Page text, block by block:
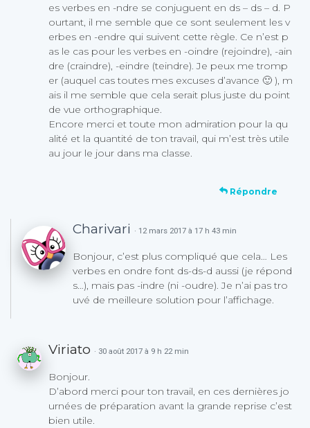
es verbes en -ndre se conjuguent en ds – ds – d. P
ourtant, il me semble que ce sont seulement les v
erbes en -endre qui suivent cette règle. Ce n’est p
as le cas pour les verbes en -oindre (rejoindre), -ain
dre (craindre), -eindre (teindre). Je peux me tromp
er (auquel cas toutes mes excuses d’avance 🙂 ), m
ais il me semble que cela serait plus juste du point
de vue orthographique.
Encore merci et toute mon admiration pour la qu
alité et la quantité de ton travail, qui m’est très utile
au jour le jour dans ma classe.
Répondre
Charivari · 12 mars 2017 à 17 h 43 min
Bonjour, c’est plus compliqué que cela… Les
verbes en ondre font ds-ds-d aussi (je répond
s…), mais pas -indre (ni -oudre). Je n’ai pas tro
uvé de meilleure solution pour l’affichage.
Viriato · 30 août 2017 à 9 h 22 min
Bonjour.
D’abord merci pour ton travail, en ces dernières jo
urnées de préparation avant la grande reprise c’est
bien utile.